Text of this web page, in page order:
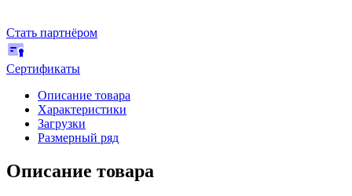
Стать партнёром
Сертификаты
Описание товара
Характеристики
Загрузки
Размерный ряд
Описание товара